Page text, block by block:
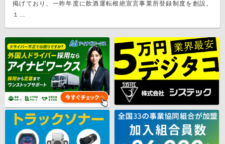
掲げており、一昨年度に飲酒運転根絶宣言事業所登録制度を創設。
１…